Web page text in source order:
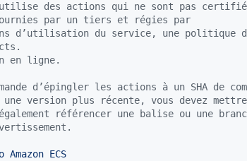
utilise des actions qui ne sont pas
par un tiers et régies par
d’utilisation du service, une politique
en ligne.
d’épingler les actions à un SHA de
version plus récente, vous devez
référencer une balise ou une
Amazon ECS